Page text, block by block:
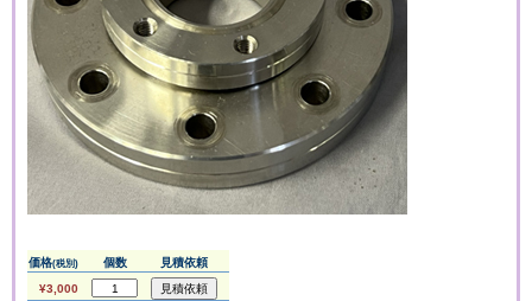
価格(税別) 個数
見積依頼
¥3,000